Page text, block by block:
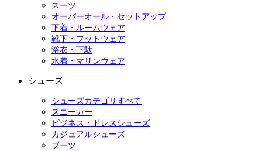
スーツ
オーバーオール・セットアップ
下着・ルームウェア
靴下・フットウェア
浴衣・下駄
水着・マリンウェア
シューズ
シューズカテゴリすべて
スニーカー
ビジネス・ドレスシューズ
カジュアルシューズ
ブーツ